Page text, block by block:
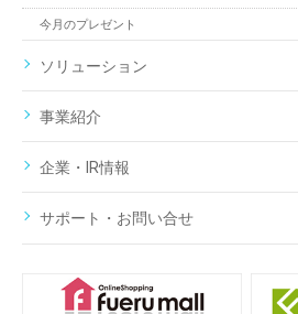
今月のプレゼント
ソリューション
事業紹介
企業・IR情報
サポート・お問い合せ